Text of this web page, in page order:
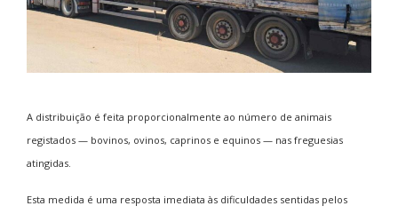
A distribuição é feita proporcionalmente ao número de animais
registados — bovinos, ovinos, caprinos e equinos — nas freguesias
atingidas.
Esta medida é uma resposta imediata às dificuldades sentidas pelos